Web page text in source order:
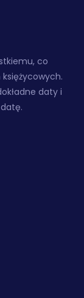
co
księżycowych.
daty i